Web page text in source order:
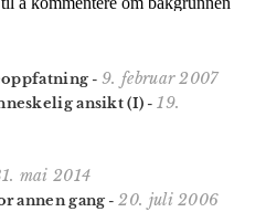
-9. februar 2007
ansikt (I) -19.
mai 2014
annen gang -20. juli 2006